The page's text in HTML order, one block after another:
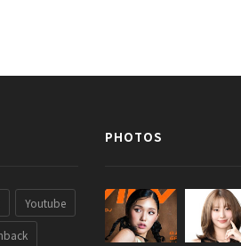
Youtube
PHOTOS